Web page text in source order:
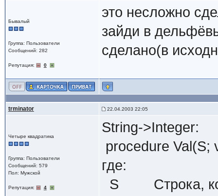
Бывалый
Группа: Пользователи
Сообщений: 282
Репутация: 0
это несложно
зайди в
сделано(в
trminator 22.04.2003 22:05
Четыре квадратика
Группа: Пользователи
Сообщений: 579
Пол: Мужской
Репутация: 4
String->Integer:
procedure Val(S;
где:
S Строка,